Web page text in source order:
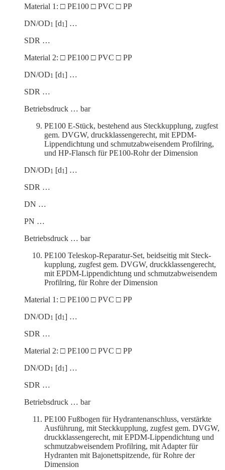
Material 1: □ PE100 □ PVC □ PP
DN/OD1 [d1] …
SDR …
Material 2: □ PE100 □ PVC □ PP
DN/OD1 [d1] …
SDR …
Betriebs­druck … bar
PE100 E‑Stück, bestehend aus Steck­kupplung, zugfest
gem. DVGW, druck­klas­sen­ge­recht, mit EPDM-
Lippen­dichtung und schmutz­ab­wei­sendem Profilring,
und HP-Flansch für PE100-Rohr der Dimension
DN/OD1 [d1] …
SDR …
DN …
PN …
Betriebs­druck … bar
PE100 Teleskop-Reparatur-Set, beidseitig mit Steck­
kupplung, zugfest gem. DVGW, druck­klas­sen­ge­recht,
mit EPDM-Lippen­dichtung und schmutz­ab­wei­sendem
Profilring, für Rohre der Dimension
Material 1: □ PE100 □ PVC □ PP
DN/OD1 [d1] …
SDR …
Material 2: □ PE100 □ PVC □ PP
DN/OD1 [d1] …
SDR …
Betriebs­druck … bar
PE100 Fußbogen für Hydrantenanschluss, verstärkte
Ausführung, mit Steck­kupplung, zugfest gem. DVGW,
druck­klas­sen­ge­recht, mit EPDM-Lippen­dichtung und
schmutz­ab­wei­sendem Profilring, mit Adapter für
Hydranten mit Bajonett­spit­zende, für Rohre der
Dimension